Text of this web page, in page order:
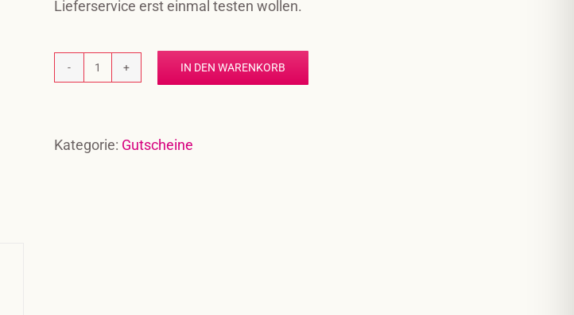
Lieferservice erst einmal testen wollen.
25
Menge
IN DEN WARENKORB
Kategorie: Gutscheine